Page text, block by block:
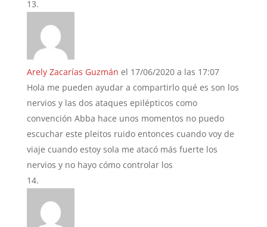
Arely Zacarías Guzmán el 17/06/2020 a las 17:07
Hola me pueden ayudar a compartirlo qué es son los
nervios y las dos ataques epilépticos como
convención Abba hace unos momentos no puedo
escuchar este pleitos ruido entonces cuando voy de
viaje cuando estoy sola me atacó más fuerte los
nervios y no hayo cómo controlar los